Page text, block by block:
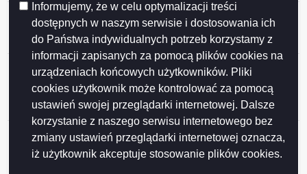
Informujemy, że w celu optymalizacji treści
dostępnych w naszym serwisie i dostosowania ich
do Państwa indywidualnych potrzeb korzystamy z
informacji zapisanych za pomocą plików cookies na
urządzeniach końcowych użytkowników. Pliki
cookies użytkownik może kontrolować za pomocą
ustawień swojej przeglądarki internetowej. Dalsze
korzystanie z naszego serwisu internetowego bez
zmiany ustawień przeglądarki internetowej oznacza,
iż użytkownik akceptuje stosowanie plików cookies.
Informacja o zmianie danych dla instalacji
radiokomunikacyjnej 4566 (97996!) Suwałki Wschód
ul. Piaskowa
Informacja o zmianie danych w zakresie wielkości i
rodzaju emisji dla instalacji radiokomunikacyjnej 97168
(97168N!) DUBOWO_EMITEL
(WSU_SUWALKI_DUBOWODRUGIE1)
Sprawozdanie z wykonania pomiarów pól
elektomagnetycznych w otoczeniu instalacji
radiokomunikacyjnej 97168 (97168N!)